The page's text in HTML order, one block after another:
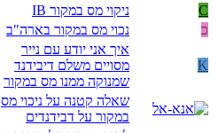
C
ניקוי מס במקור IB
כ
נכוי מס במקור בארה"ב
K
איך אני יודע עם נייר
מסויים משלם דיבידנד
שמנוקה ממנו מס במקור
שאלה קטנה על ניכוי מס
במקור על דבידנדים